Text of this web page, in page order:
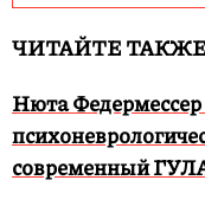
ЧИТАЙТЕ
Нюта
современный